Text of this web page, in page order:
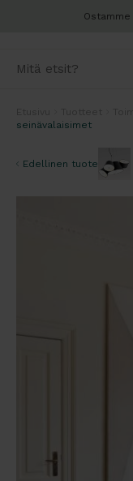
seinävalaisimet
Edellinen tuote